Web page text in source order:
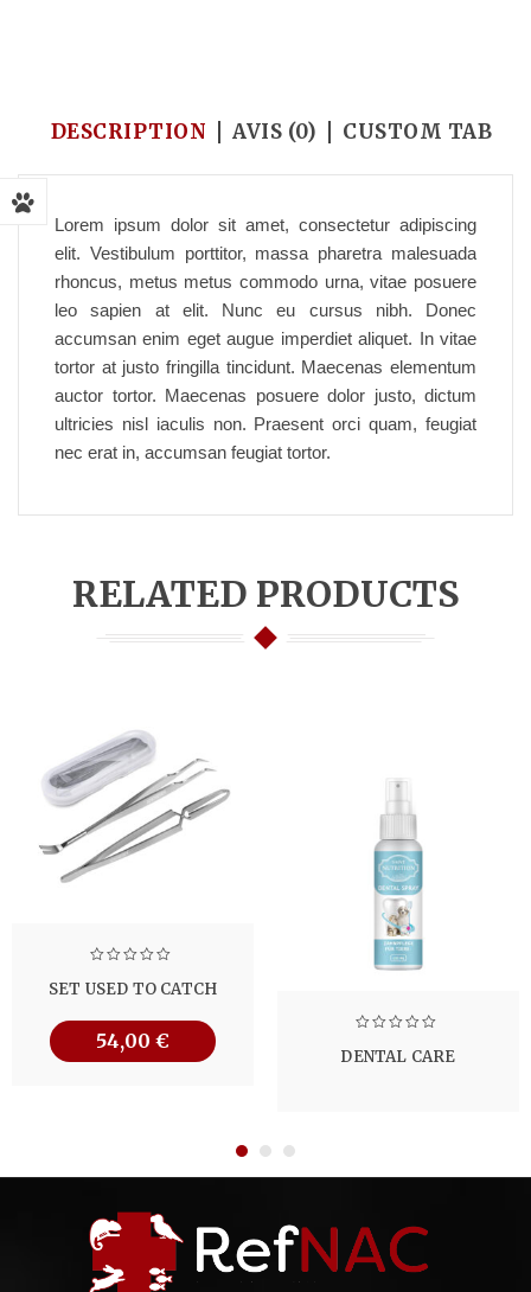
DESCRIPTION AVIS (0) CUSTOM TAB
Lorem ipsum dolor sit amet, consectetur adipiscing
elit. Vestibulum porttitor, massa pharetra malesuada
rhoncus, metus metus commodo urna, vitae posuere
leo sapien at elit. Nunc eu cursus nibh. Donec
accumsan enim eget augue imperdiet aliquet. In vitae
tortor at justo fringilla tincidunt. Maecenas elementum
auctor tortor. Maecenas posuere dolor justo, dictum
ultricies nisl iaculis non. Praesent orci quam, feugiat
nec erat in, accumsan feugiat tortor.
RELATED PRODUCTS
SET USED TO CATCH
54,00 €
DENTAL CARE